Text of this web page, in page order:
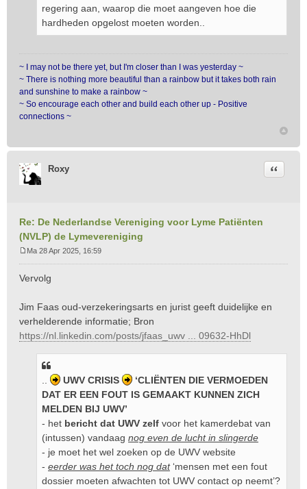
regering aan, waarop die moet aangeven hoe die
hardheden opgelost moeten worden..
~ I may not be there yet, but I'm closer than I was yesterday ~
~ There is nothing more beautiful than a rainbow but it takes both rain
and sunshine to make a rainbow ~
~ So encourage each other and build each other up - Positive
connections ~
Roxy
Re: De Nederlandse Vereniging voor Lyme Patiënten
(NVLP) de Lymevereniging
Citeer
r
c
h
t
Ma 28 Apr 2025, 16:59
Vervolg
Jim Faas oud-verzekeringsarts en jurist geeft duidelijke en
verhelderende informatie; Bron
https://nl.linkedin.com/posts/jfaas_uwv ... 09632-HhDl
UWV CRISIS
‘CLIËNTEN DIE VERMOEDEN
DAT ER EEN FOUT IS GEMAAKT KUNNEN ZICH
MELDEN BIJ UWV’
- het bericht dat UWV zelf voor het kamerdebat van
(intussen) vandaag nog even de lucht in slingerde
- je moet het wel zoeken op de UWV website
- eerder was het toch nog dat‘mensen met een fout
dossier moeten afwachten tot UWV contact op neemt’?